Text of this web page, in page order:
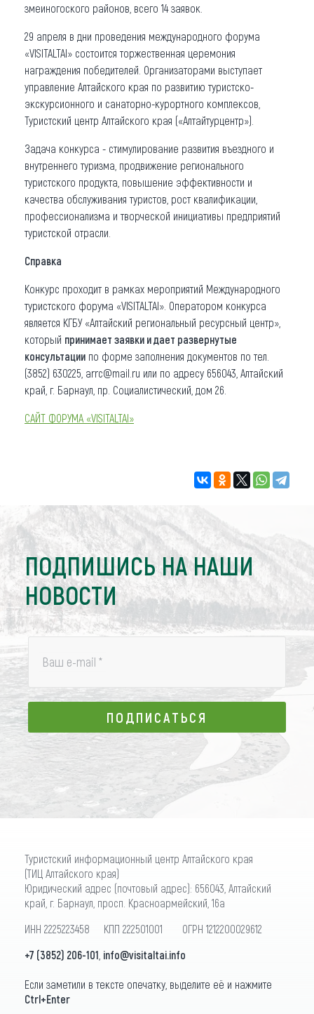
змеиногоского районов, всего 14 заявок.
29 апреля в дни проведения международного форума
«VISITALTAI» состоится торжественная церемония
награждения победителей. Организаторами выступает
управление Алтайского края по развитию туристско-
экскурсионного и санаторно-курортного комплексов,
Туристский центр Алтайского края («Алтайтурцентр»).
Задача конкурса - стимулирование развития въездного и
внутреннего туризма, продвижение регионального
туристского продукта, повышение эффективности и
качества обслуживания туристов, рост квалификации,
профессионализма и творческой инициативы предприятий
туристской отрасли.
Справка
Конкурс проходит в рамках мероприятий Международного
туристского форума «VISITALTAI». Оператором конкурса
является КГБУ «Алтайский региональный ресурсный центр»,
который принимает заявки и дает развернутые
консультации по форме заполнения документов по тел.
(3852) 630225, arrc@mail.ru или по адресу 656043, Алтайский
край, г. Барнаул, пр. Социалистический, дом 26.
САЙТ ФОРУМА «VISITALTAI»
ПОДПИШИСЬ НА НАШИ
НОВОСТИ
Ваш e-mail *
ПОДПИСАТЬСЯ
ПОДПИСАТЬСЯ
Туристский информационный центр Алтайского края
(ТИЦ Алтайского края)
Юридический адрес (почтовый адрес): 656043, Алтайский
край, г. Барнаул, просп. Красноармейский, 16а
ИНН 2225223458 КПП 222501001 ОГРН 1212200029612
+7 (3852) 206-101 info@visitaltai.info
Если заметили в тексте опечатку, выделите её и нажмите
Ctrl+Enter